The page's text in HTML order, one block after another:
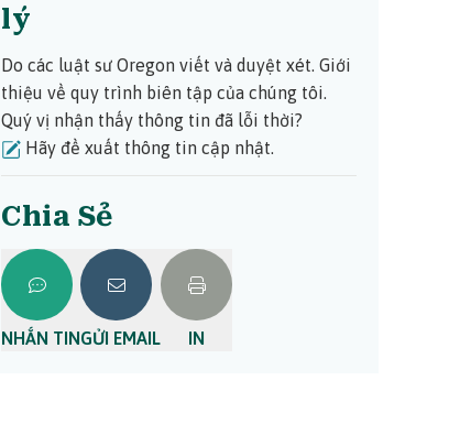
lý
Do các luật sư Oregon viết và duyệt xét. Giới
thiệu về quy trình biên tập của chúng tôi.
Quý vị nhận thấy thông tin đã lỗi thời?
Hãy đề xuất thông tin cập nhật.
Chia Sẻ
NHẮN TINGỬI EMAIL IN